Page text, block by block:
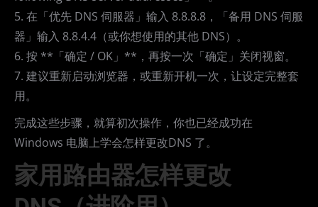
5. 在「优先 DNS 伺服器」输入 8.8.8.8，「备用 DNS 伺服
器」输入 8.8.4.4（或你想使用的其他 DNS）。
6. 按 **「确定 / OK」**，再按一次「确定」关闭视窗。
7. 建议重新启动浏览器，或重新开机一次，让设定完整套
用。
完成这些步骤，就算初次操作，你也已经成功在
Windows 电脑上学会怎样更改DNS 了。
家用路由器怎样更改